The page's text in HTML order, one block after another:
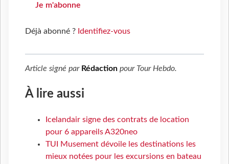
Je m'abonne
Déjà abonné ? Identifiez-vous
Article signé par Rédaction pour Tour Hebdo.
À lire aussi
Icelandair signe des contrats de location
pour 6 appareils A320neo
TUI Musement dévoile les destinations les
mieux notées pour les excursions en bateau